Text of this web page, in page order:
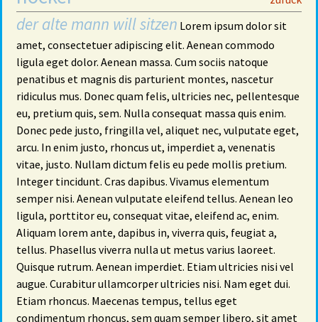
der alte mann will sitzen Lorem ipsum dolor sit
amet, consectetuer adipiscing elit. Aenean commodo
ligula eget dolor. Aenean massa. Cum sociis natoque
penatibus et magnis dis parturient montes, nascetur
ridiculus mus. Donec quam felis, ultricies nec, pellentesque
eu, pretium quis, sem. Nulla consequat massa quis enim.
Donec pede justo, fringilla vel, aliquet nec, vulputate eget,
arcu. In enim justo, rhoncus ut, imperdiet a, venenatis
vitae, justo. Nullam dictum felis eu pede mollis pretium.
Integer tincidunt. Cras dapibus. Vivamus elementum
semper nisi. Aenean vulputate eleifend tellus. Aenean leo
ligula, porttitor eu, consequat vitae, eleifend ac, enim.
Aliquam lorem ante, dapibus in, viverra quis, feugiat a,
tellus. Phasellus viverra nulla ut metus varius laoreet.
Quisque rutrum. Aenean imperdiet. Etiam ultricies nisi vel
augue. Curabitur ullamcorper ultricies nisi. Nam eget dui.
Etiam rhoncus. Maecenas tempus, tellus eget
condimentum rhoncus, sem quam semper libero, sit amet